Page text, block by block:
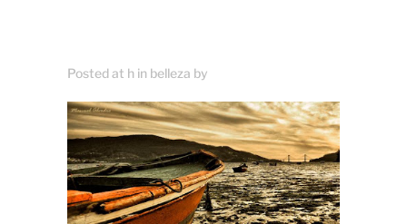
Posted at h in belleza by